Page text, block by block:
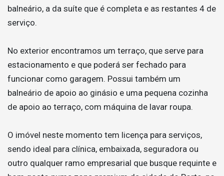
balneário, a da suíte que é completa e as restantes 4 de
serviço.
No exterior encontramos um terraço, que serve para
estacionamento e que poderá ser fechado para
funcionar como garagem. Possui também um
balneário de apoio ao ginásio e uma pequena cozinha
de apoio ao terraço, com máquina de lavar roupa.
O imóvel neste momento tem licença para serviços,
sendo ideal para clínica, embaixada, seguradora ou
outro qualquer ramo empresarial que busque requinte e